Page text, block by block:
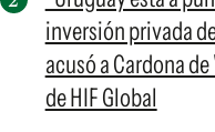
inversión privada
acusó a Cardona
de HIF Global